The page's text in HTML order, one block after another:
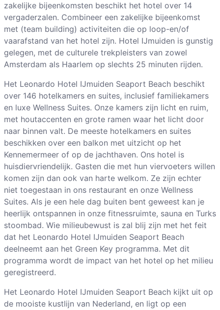
zakelijke bijeenkomsten beschikt het hotel over 14
vergaderzalen. Combineer een zakelijke bijeenkomst
met (team building) activiteiten die op loop-en/of
vaarafstand van het hotel zijn. Hotel IJmuiden is gunstig
gelegen, met de culturele trekpleisters van zowel
Amsterdam als Haarlem op slechts 25 minuten rijden.
Het Leonardo Hotel IJmuiden Seaport Beach beschikt
over 146 hotelkamers en suites, inclusief familiekamers
en luxe Wellness Suites. Onze kamers zijn licht en ruim,
met houtaccenten en grote ramen waar het licht door
naar binnen valt. De meeste hotelkamers en suites
beschikken over een balkon met uitzicht op het
Kennemermeer of op de jachthaven. Ons hotel is
huisdiervriendelijk. Gasten die met hun viervoeters willen
komen zijn dan ook van harte welkom. Ze zijn echter
niet toegestaan in ons restaurant en onze Wellness
Suites. Als je een hele dag buiten bent geweest kan je
heerlijk ontspannen in onze fitnessruimte, sauna en Turks
stoombad. Wie milieubewust is zal blij zijn met het feit
dat het Leonardo Hotel IJmuiden Seaport Beach
deelneemt aan het Green Key programma. Met dit
programma wordt de impact van het hotel op het milieu
geregistreerd.
Het Leonardo Hotel IJmuiden Seaport Beach kijkt uit op
de mooiste kustlijn van Nederland, en ligt op een